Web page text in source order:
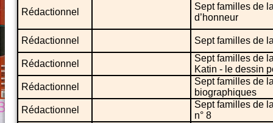
Rédactionnel
Sept familles de
d’honneur
Rédactionnel Sept familles de
Rédactionnel
Sept familles de
Katin - le dessin
Rédactionnel
Sept familles de
biographiques
Rédactionnel
Sept familles de
n° 8